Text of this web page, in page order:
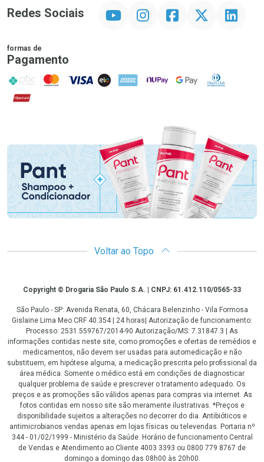
Redes Sociais InstagramFacebookTwitter Linkedin
formas de
Pagamento
PIX MasterCard
VISA ELO AMEX NuPay Google PayDiners Club
Hipercard
Promoção em Destaque
Voltar ao Topo
CopyrightCopyright © Drogaria São Paulo S.A. | CNPJ: 61.412.110/0565-33
São Paulo - SP: Avenida Renata, 60, Chácara Belenzinho - Vila Formosa
Gislaine Lima Meo CRF 40.354 | 24 horas| Autorização de funcionamento:
Processo: 2531.559767/2014-90 Autorização/MS: 7.31847.3 | As
informações contidas neste site, como promoções e ofertas de remédios e
medicamentos, não devem ser usadas para automedicação e não
substituem, em hipótese alguma, a medicação prescrita pelo profissional da
área médica. Somente o médico está em condições de diagnosticar
qualquer problema de saúde e prescrever o tratamento adequado. Os
preços e as promoções são válidos apenas para compras via internet. As
fotos contidas em nosso site são meramente ilustrativas. *Preços e
disponibilidade sujeitos a alterações no decorrer do dia. Antibióticos e
antimicrobianos vendas apenas em lojas físicas ou televendas. Portaria nº
344 - 01/02/1999 - Ministério da Saúde. Horário de funcionamento Central
de Vendas e Atendimento ao Cliente 4003 3393 ou 0800 779 8767 de
domingo a domingo das 08h00 às 20h00.